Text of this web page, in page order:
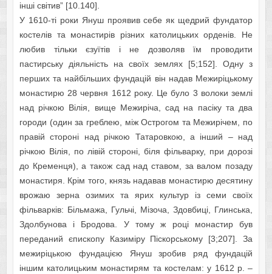
інші світив” [10.140].
У 1610-ті роки Януш проявив себе як щедрий фундатор
костелів та монастирів різних католицьких орденів. Не
любив тільки єзуїтів і не дозволяв їм проводити
пастирську діяльність на своїх землях [5;152]. Одну з
перших та найбільших фундацій він надав Межиріцькому
монастирю 28 червня 1612 року. Це було 3 волоки землі
над річкою Вілія, вище Межиріча, сад на пасіку та два
городи (один за греблею, між Острогом та Межирічем, по
правій стороні над річкою Татаровкою, а інший – над
річкою Вілія, по лівій стороні, біля фільварку, при дорозі
до Кременця), а також сад над ставом, за валом позаду
монастиря. Крім того, князь надавав монастирю десятину
врожаю зерна озимих та ярих культур із семи своїх
фільварків: Більмажа, Гульчі, Мізоча, Здовбиці, Глинська,
Здолбунова і Бродова. У тому ж році монастир був
переданий єпископу Казиміру Піскорському [3;207]. За
межиріцькою фундацією Януш зробив ряд фундацій
іншим католицьким монастирям та костелам: у 1612 р. –